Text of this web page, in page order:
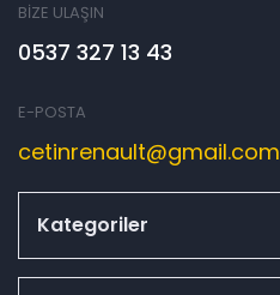
BİZE ULAŞIN
0537 327 13 43
E-POSTA
cetinrenault@gmail.com
Kategoriler